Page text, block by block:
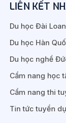
LIÊN KẾT
Du học Đài Loan
Du học Hàn
Du học nghề
Cẩm nang học
Cẩm nang thi
Tin tức tuyển